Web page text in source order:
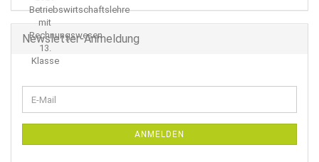
Newsletter-Anmeldung
ZUR
E-
Mail
ANMELDEN